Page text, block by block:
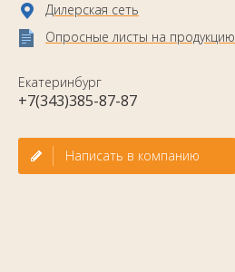
Дилерская сеть
Опросные листы на продукцию
Екатеринбург
+7(343)385-87-87
Написать в компанию